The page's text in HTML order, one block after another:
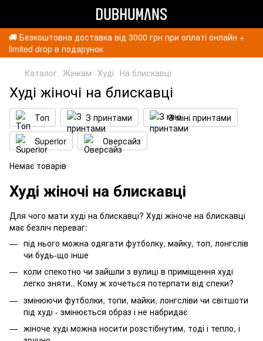
🚚 Безкоштовна доставка від 3000 грн при оплаті онлайн +
limited drop в подарунок
Каталог Жінкам Худі На блискавці
Худі жіночі на блискавці
Топ З принтами
З міні принтами
Superior
Оверсайз
Немає товарів
Худі жіночі на блискавці
Для чого мати худі на блискавці? Худі жіноче на блискавці
має безліч переваг:
під нього можна одягати футболку, майку, топ, лонгслів
чи будь-що інше
коли спекотно чи зайшли з вулиці в приміщення худі
легко зняти.. Кому ж хочеться потерпати від спеки?
змінюючи футболки, топи, майки, лонгсліви чи світшоти
під худі - змінюється образ і не набридає
жіноче худі можна носити розстібнутим, тоді і тепло, і